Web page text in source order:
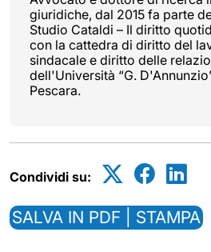
giuridiche, dal 2015 fa parte
Studio Cataldi – Il diritto
con la cattedra di diritto del
sindacale e diritto delle
dell'Università “G.
Pescara.
Condividi su:
SALVA IN PDF | STAMPA